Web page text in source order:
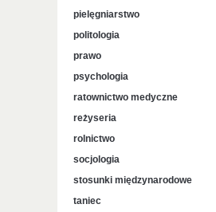
pielęgniarstwo
politologia
prawo
psychologia
ratownictwo medyczne
reżyseria
rolnictwo
socjologia
stosunki międzynarodowe
taniec